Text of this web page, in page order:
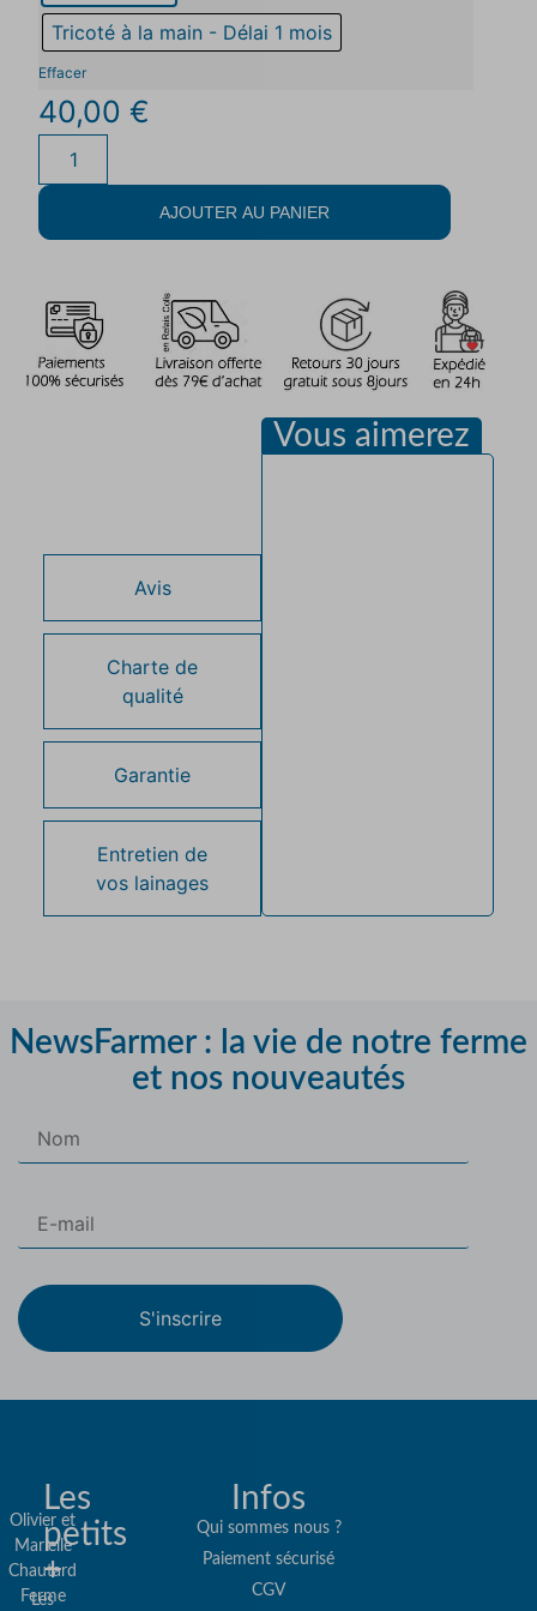
Tricoté à la main - Délai 1 mois
Effacer
40,00€
AJOUTER AU PANIER
Avis
Charte de
qualité
Garantie
Entretien de
vos lainages
Vous aimerez
NewsFarmer : la vie de notre ferme
et nos nouveautés
S'inscrire
Olivier et
Marielle
Chautard
Ferme
Les
petits
+
Les
Infos
Qui sommes nous ?
Paiement sécurisé
CGV